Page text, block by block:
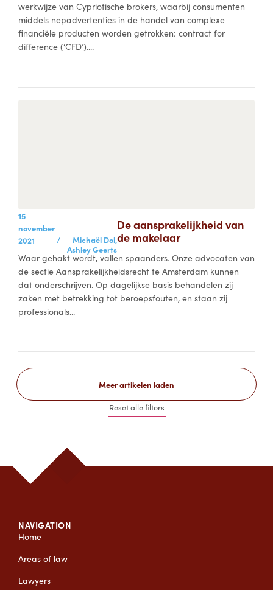
werkwijze van Cypriotische brokers, waarbij consumenten
middels nepadvertenties in de handel van complexe
financiële producten worden getrokken: contract for
difference (‘CFD’)....
15
november
2021
/
Michaël Dol,
Ashley Geerts
De aansprakelijkheid van
de makelaar
Waar gehakt wordt, vallen spaanders. Onze advocaten van
de sectie Aansprakelijkheidsrecht te Amsterdam kunnen
dat onderschrijven. Op dagelijkse basis behandelen zij
zaken met betrekking tot beroepsfouten, en staan zij
professionals...
Meer artikelen laden
Reset alle filters
NAVIGATION
Home
Areas of law
Lawyers